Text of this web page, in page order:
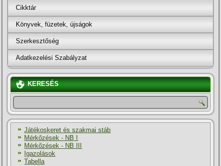
Cikktár
Könyvek, füzetek, újságok
Szerkesztőség
Adatkezelési Szabályzat
KERESÉS
Játékoskeret és szakmai stáb
Mérkőzések - NB I
Mérkőzések - NB III
Igazolások
Tabella